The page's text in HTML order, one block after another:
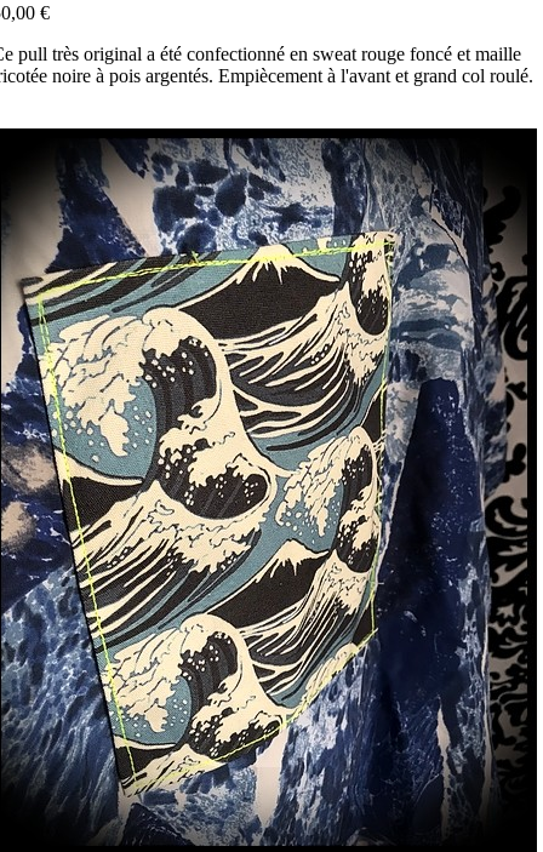
€
pull très original a été confectionné en sweat rouge foncé et maille
noire à pois argentés. Empiècement à l'avant et grand col roulé.